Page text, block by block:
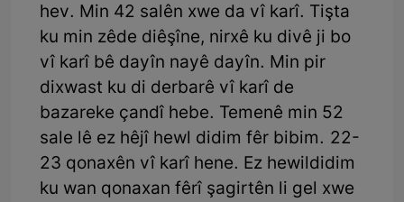
hev. Min 42 salên xwe da vî karî. Tişta
ku min zêde diêşîne, nirxê ku divê ji bo
vî karî bê dayîn nayê dayîn. Min pir
dixwast ku di derbarê vî karî de
bazareke çandî hebe. Temenê min 52
sale lê ez hêjî hewl didim fêr bibim. 22-
23 qonaxên vî karî hene. Ez hewildidim
ku wan qonaxan fêrî şagirtên li gel xwe